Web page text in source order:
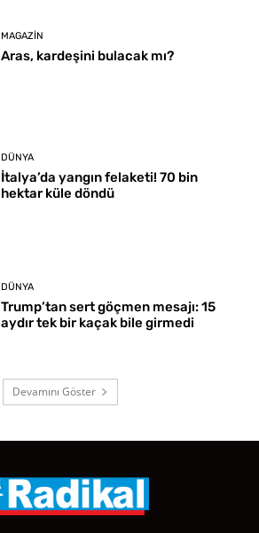
MAGAZIN
Aras, kardeşini bulacak mı?
DÜNYA
İtalya’da yangın felaketi! 70 bin
hektar küle döndü
DÜNYA
Trump’tan sert göçmen mesajı: 15
aydır tek bir kaçak bile girmedi
Devamını Göster